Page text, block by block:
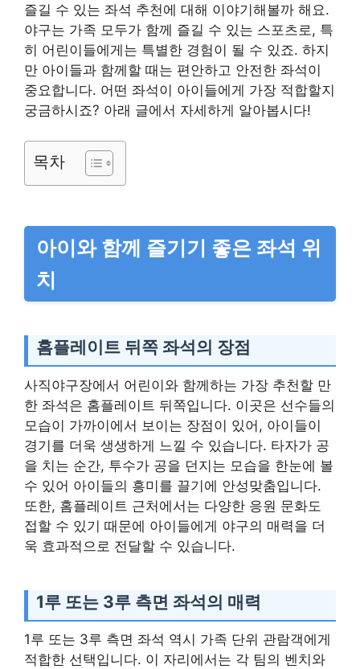
즐길 수 있는 좌석 추천에 대해 이야기해볼까 해요.
야구는 가족 모두가 함께 즐길 수 있는 스포츠로, 특
히 어린이들에게는 특별한 경험이 될 수 있죠. 하지
만 아이들과 함께할 때는 편안하고 안전한 좌석이
중요합니다. 어떤 좌석이 아이들에게 가장 적합할지
궁금하시죠? 아래 글에서 자세하게 알아봅시다!
목차
아이와 함께 즐기기 좋은 좌석 위
치
홈플레이트 뒤쪽 좌석의 장점
사직야구장에서 어린이와 함께하는 가장 추천할 만
한 좌석은 홈플레이트 뒤쪽입니다. 이곳은 선수들의
모습이 가까이에서 보이는 장점이 있어, 아이들이
경기를 더욱 생생하게 느낄 수 있습니다. 타자가 공
을 치는 순간, 투수가 공을 던지는 모습을 한눈에 볼
수 있어 아이들의 흥미를 끌기에 안성맞춤입니다.
또한, 홈플레이트 근처에서는 다양한 응원 문화도
접할 수 있기 때문에 아이들에게 야구의 매력을 더
욱 효과적으로 전달할 수 있습니다.
1루 또는 3루 측면 좌석의 매력
1루 또는 3루 측면 좌석 역시 가족 단위 관람객에게
적합한 선택입니다. 이 자리에서는 각 팀의 벤치와